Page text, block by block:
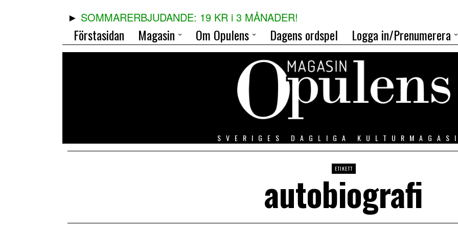
SOMMARERBJUDANDE: 19 KR i 3 MÅNADER!
Förstasidan Magasin Om Opulens Dagens ordspel Logga in/Prenumerera
SVERIGES DAGLIGA
ETIKETT
autobiografi